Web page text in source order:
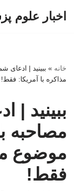
اخبار علوم
خانه » ببینید | ادعای
مذاکره با آمریکا: فقط!
ببینید |
مصاحبه
موضوع
فقط!